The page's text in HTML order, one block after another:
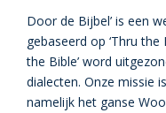
Door de Bijbel’ is een
gebaseerd op ‘Thru the
the Bible’ word
dialecten. Onze missie
namelijk het ganse